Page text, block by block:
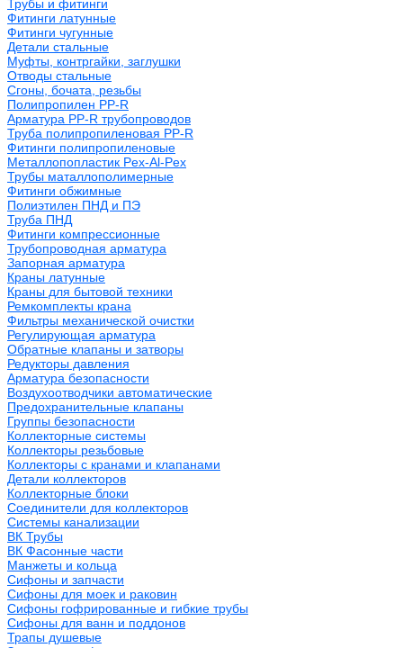
Трубы и фитинги
Фитинги латунные
Фитинги чугунные
Детали стальные
Муфты, контргайки, заглушки
Отводы стальные
Сгоны, бочата, резьбы
Полипропилен PP-R
Арматура PP-R трубопроводов
Труба полипропиленовая PP-R
Фитинги полипропиленовые
Металлопопластик Pex-Al-Pex
Трубы маталлополимерные
Фитинги обжимные
Полиэтилен ПНД и ПЭ
Труба ПНД
Фитинги компрессионные
Трубопроводная арматура
Запорная арматура
Краны латунные
Краны для бытовой техники
Ремкомплекты крана
Фильтры механической очистки
Регулирующая арматура
Обратные клапаны и затворы
Редукторы давления
Арматура безопасности
Воздухоотводчики автоматические
Предохранительные клапаны
Группы безопасности
Коллекторные системы
Коллекторы резьбовые
Коллекторы с кранами и клапанами
Детали коллекторов
Коллекторные блоки
Соединители для коллекторов
Системы канализации
ВК Трубы
ВК Фасонные части
Манжеты и кольца
Сифоны и запчасти
Сифоны для моек и раковин
Сифоны гофрированные и гибкие трубы
Сифоны для ванн и поддонов
Трапы душевые